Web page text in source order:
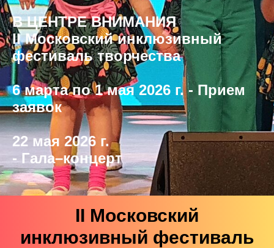
В ЦЕНТРЕ ВНИМАНИЯ
II Московский инклюзивный
фестиваль творчества
6 марта по 1 мая 2026 г. - Прием
заявок
22 мая 2026 г.
- Гала–концерт
II Московский
инклюзивный фестиваль